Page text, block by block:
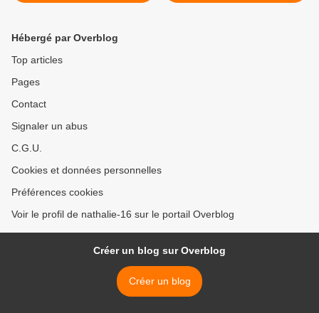
Hébergé par Overblog
Top articles
Pages
Contact
Signaler un abus
C.G.U.
Cookies et données personnelles
Préférences cookies
Voir le profil de nathalie-16 sur le portail Overblog
Créer un blog sur Overblog
Créer un blog